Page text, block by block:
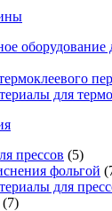
оборудование
для
прессов (5)
фольгой
для
(7)